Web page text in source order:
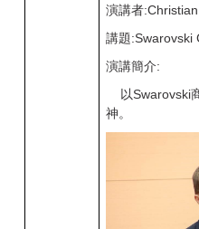
演講者
講題:Swarovski
演講簡介:
以Swarovski
神。